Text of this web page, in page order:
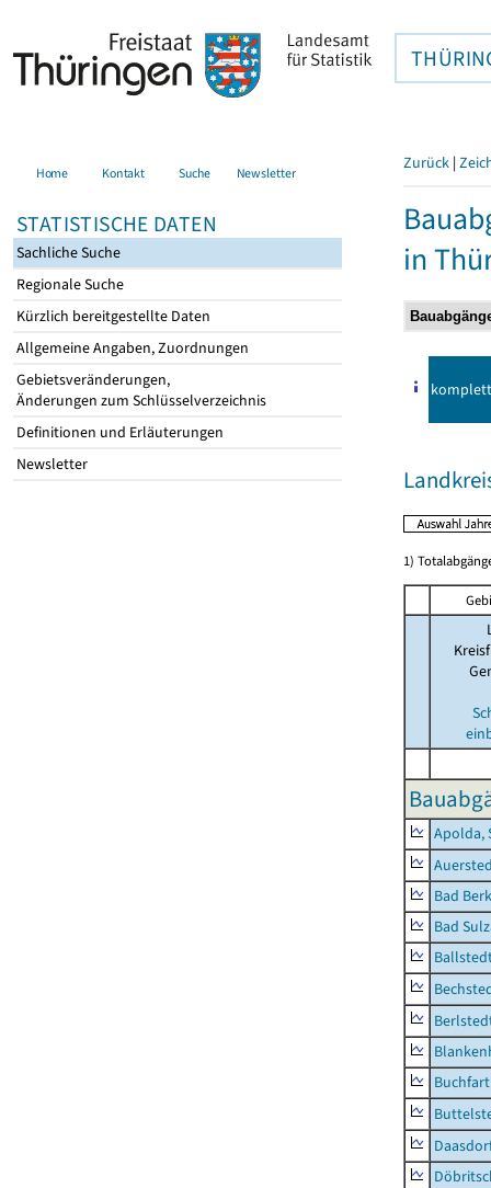
Home Kontakt Suche Newsletter
STATISTISCHE DATEN
Sachliche Suche
Regionale Suche
Kürzlich bereitgestellte Daten
Allgemeine Angaben, Zuordnungen
Gebietsveränderungen,
Änderungen zum Schlüsselverzeichnis
Definitionen und Erläuterungen
Newsletter
Zurück |
in
komplett
1)
Apolda,
Bad
Bad
Buchfart